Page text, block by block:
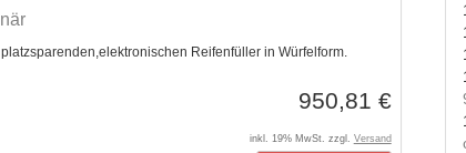
Reifenfüller in Würfelform.
950,81 €
inkl. 19% MwSt. zzgl. Versand